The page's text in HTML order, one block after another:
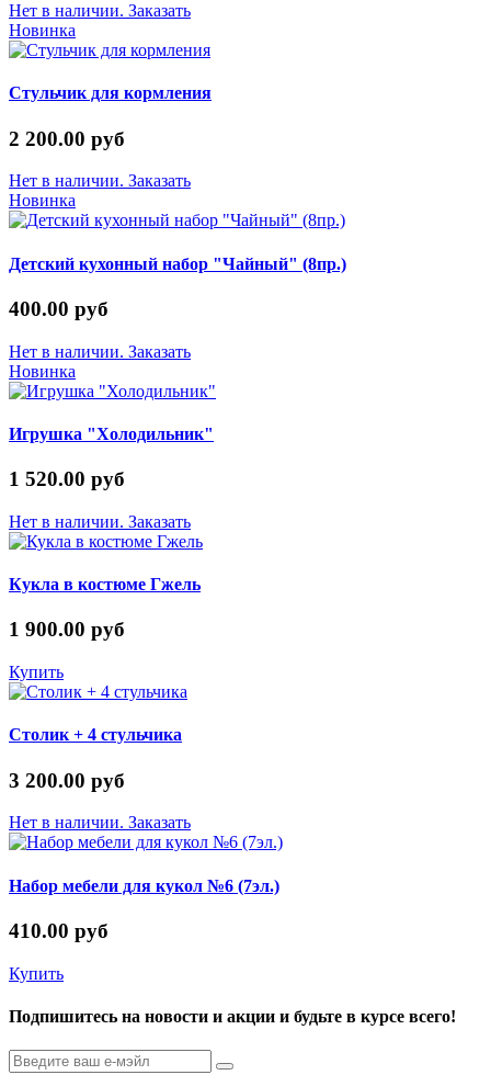
Нет в наличии. Заказать
Новинка
Стульчик для кормления
2 200.00 руб
Нет в наличии. Заказать
Новинка
Детский кухонный набор "Чайный" (8пр.)
400.00 руб
Нет в наличии. Заказать
Новинка
Игрушка "Холодильник"
1 520.00 руб
Нет в наличии. Заказать
Кукла в костюме Гжель
1 900.00 руб
Купить
Столик + 4 стульчика
3 200.00 руб
Нет в наличии. Заказать
Набор мебели для кукол №6 (7эл.)
410.00 руб
Купить
Подпишитесь на новости и акции и будьте в курсе всего!